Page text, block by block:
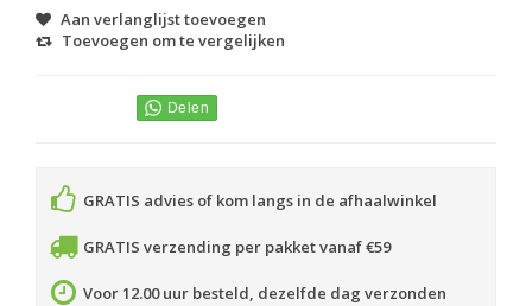
Aan verlanglijst toevoegen
Toevoegen om te vergelijken
GRATIS advies of kom langs in de afhaalwinkel
GRATIS verzending per pakket vanaf €59
Voor 12.00 uur besteld, dezelfde dag verzonden